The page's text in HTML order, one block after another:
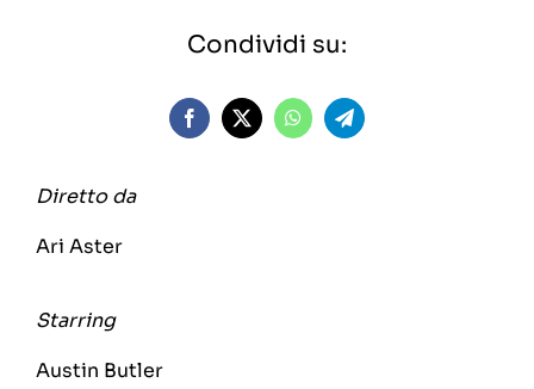
Condividi su:
Diretto da
Ari Aster
Starring
Austin Butler